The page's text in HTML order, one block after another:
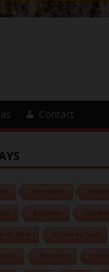
Contact
Allemagne
Belgique
du Nord Corée du Sud
Espagne